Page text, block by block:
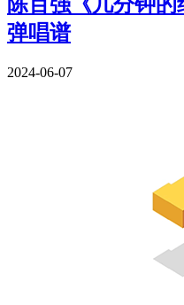
陈百强《几分钟
弹唱谱
2024-06-07